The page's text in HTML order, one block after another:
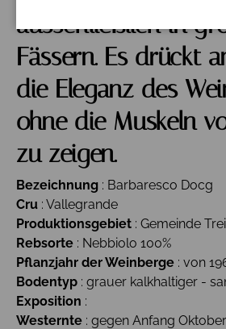
ausschließlich in
Fässern. Es drückt
die Eleganz des
ohne die Muskeln
zu zeigen.
Bezeichnung : Barbaresco Docg
Cru : Vallegrande
Produktionsgebiet : Gemeinde
Rebsorte : Nebbiolo 100%
Pflanzjahr der Weinberge : von
Bodentyp : grauer kalkhaltiger -
Exposition :
Westernte : gegen Anfang Oktober